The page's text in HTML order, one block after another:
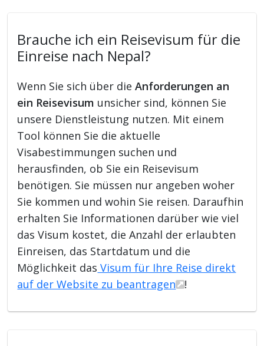
Brauche ich ein Reisevisum für die
Einreise nach Nepal?
Wenn Sie sich über dieAnforderungen an
ein Reisevisum unsicher sind, können Sie
unsere Dienstleistung nutzen. Mit einem
Tool können Sie die aktuelle
Visabestimmungen suchen und
herausfinden, ob Sie ein Reisevisum
benötigen. Sie müssen nur angeben woher
Sie kommen und wohin Sie reisen. Daraufhin
erhalten Sie Informationen darüber wie viel
das Visum kostet, die Anzahl der erlaubten
Einreisen, das Startdatum und die
Möglichkeit das Visum für Ihre Reise direkt
auf der Website zu beantragen
!